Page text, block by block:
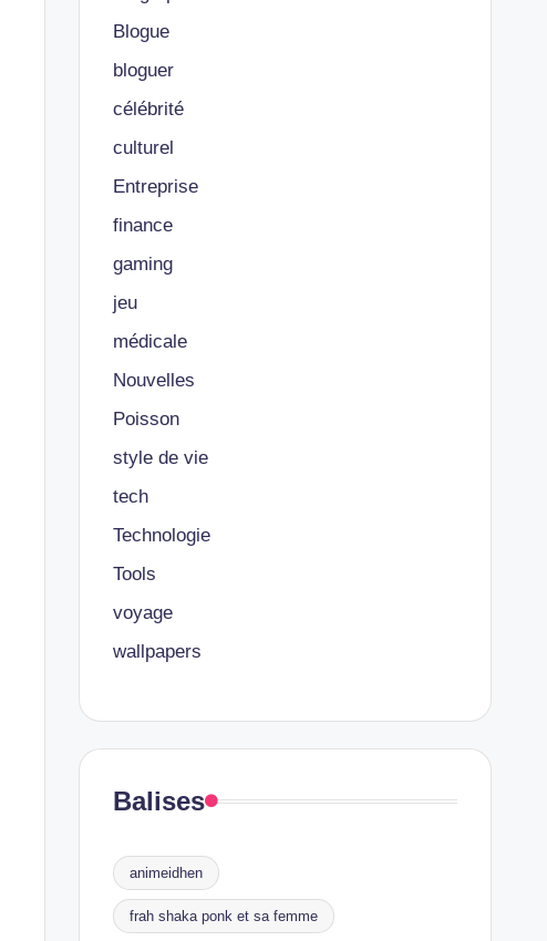
Blogue
bloguer
célébrité
culturel
Entreprise
finance
gaming
jeu
médicale
Nouvelles
Poisson
style de vie
tech
Technologie
Tools
voyage
wallpapers
Balises
animeidhen
frah shaka ponk et sa femme